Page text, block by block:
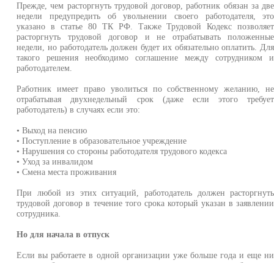
Прежде, чем расторгнуть трудовой договор, работник обязан за две
недели предупредить об увольнении своего работодателя, это
указано в статье 80 ТК РФ. Также Трудовой Кодекс позволяет
расторгнуть трудовой договор и не отрабатывать положенные
недели, но работодатель должен будет их обязательно оплатить. Для
такого решения необходимо соглашение между сотрудником и
работодателем.
Работник имеет право уволиться по собственному желанию, не
отрабатывая двухнедельный срок (даже если этого требует
работодатель) в случаях если это:
• Выход на пенсию
• Поступление в образовательное учреждение
• Нарушения со стороны работодателя трудового кодекса
• Уход за инвалидом
• Смена места проживания
При любой из этих ситуаций, работодатель должен расторгнуть
трудовой договор в течение того срока который указан в заявлении
сотрудника.
Но для начала в отпуск
Если вы работаете в одной организации уже больше года и еще ни